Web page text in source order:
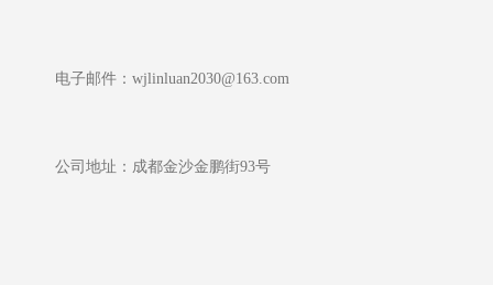
电子邮件：wjlinluan2030@163.com
公司地址：成都金沙金鹏街93号